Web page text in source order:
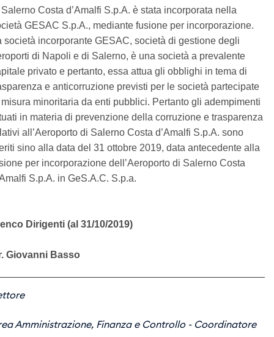
Costa d’Amalfi S.p.A. è stata incorporata nella
GESAC S.p.A., mediante fusione per incorporazione.
società incorporante GESAC, società di gestione degli
di Napoli e di Salerno, è una società a prevalente
privato e pertanto, essa attua gli obblighi in tema di
e anticorruzione previsti per le società partecipate
minoritaria da enti pubblici. Pertanto gli adempimenti
in materia di prevenzione della corruzione e trasparenza
all’Aeroporto di Salerno Costa d’Amalfi S.p.A. sono
sino alla data del 31 ottobre 2019, data antecedente alla
per incorporazione dell’Aeroporto di Salerno Costa
S.p.A. in GeS.A.C. S.p.a.
Dirigenti (al 31/10/2019)
Giovanni Basso
Amministrazione, Finanza e Controllo - Coordinatore